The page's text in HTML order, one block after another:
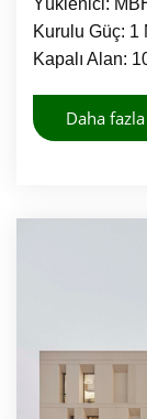
Yüklenici:
Kurulu Güç: 1
Kapalı Alan:
Daha